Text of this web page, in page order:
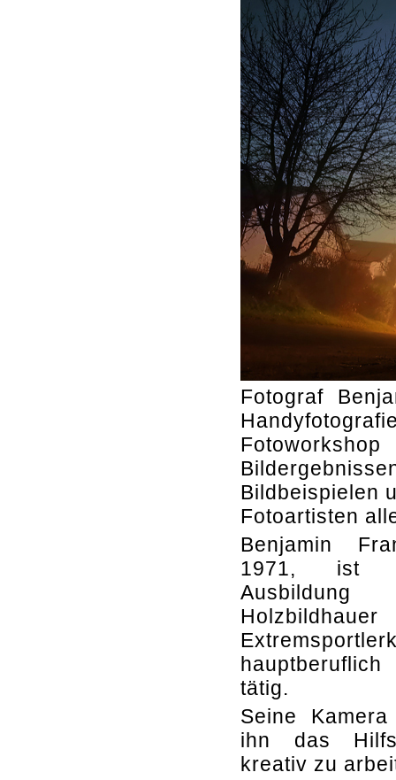
Fotograf
Bildbeispielen
Fotoartisten
Benjamin
1971, ist
tätig.
Seine
ihn das
kreativ zu